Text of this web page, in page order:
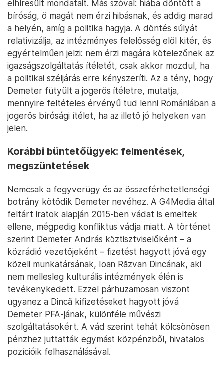
elhíresült mondatait. Más szóval: hiába döntött a
bíróság, ő magát nem érzi hibásnak, és addig marad
a helyén, amíg a politika hagyja. A döntés súlyát
relativizálja, az intézményes felelősség elől kitér, és
egyértelműen jelzi: nem érzi magára kötelezőnek az
igazságszolgáltatás ítéletét, csak akkor mozdul, ha
a politikai széljárás erre kényszeríti. Az a tény, hogy
Demeter fütyült a jogerős ítéletre, mutatja,
mennyire feltételes érvényű tud lenni Romániában a
jogerős bírósági ítélet, ha az illető jó helyeken van
jelen.
Korábbi büntetőügyek: felmentések,
megszüntetések
Nemcsak a fegyverügy és az összeférhetetlenségi
botrány kötődik Demeter nevéhez. A G4Media által
feltárt iratok alapján 2015-ben vádat is emeltek
ellene, mégpedig konfliktus vádja miatt. A történet
szerint Demeter András köztisztviselőként – a
közrádió vezetőjeként – fizetést hagyott jóvá egy
közeli munkatársának, Ioan Răzvan Dincának, aki
nem mellesleg kulturális intézmények élén is
tevékenykedett. Ezzel párhuzamosan viszont
ugyanez a Dincă kifizetéseket hagyott jóvá
Demeter PFA-jának, különféle művészi
szolgáltatásokért. A vád szerint tehát kölcsönösen
pénzhez juttatták egymást közpénzből, hivatalos
pozícióik felhasználásával.